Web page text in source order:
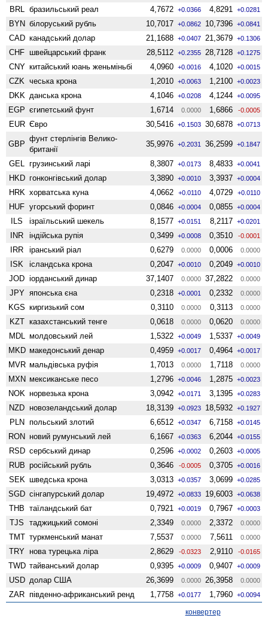
BRL бразильський реал 4,7672 +0.0366 4,8291 +0.0281
BYN білоруський рубль 10,7017 +0.0862 10,7396 +0.0841
CAD канадський долар 21,1688 +0.0407 21,3679 +0.1306
CHF швейцарський франк 28,5112 +0.2355 28,7128 +0.1275
CNY китайський юань женьмiньбi 4,0960 +0.0016 4,1020 +0.0015
CZK чеська крона 1,2010 +0.0063 1,2100 +0.0023
DKK данська крона 4,1046 +0.0208 4,1244 +0.0095
EGP єгипетський фунт 1,6714 0.0000 1,6866 -0.0005
EUR Євро 30,5416 +0.1503 30,6878 +0.0713
GBP
фунт стерлінгів Велико­
британії
35,9976 +0.2031 36,2599 +0.1847
GEL грузинський ларі 8,3807 +0.0173 8,4833 +0.0041
HKD гонконгівський долар 3,3890 +0.0010 3,3937 +0.0004
HRK хорватська куна 4,0662 +0.0110 4,0729 +0.0110
HUF угорський форинт 0,0846 +0.0004 0,0855 +0.0004
ILS ізраїльський шекель 8,1577 +0.0151 8,2117 +0.0201
INR індійська рупія 0,3499 +0.0008 0,3510 -0.0001
IRR іранський ріал 0,6279 0.0000 0,0006 0.0000
ISK ісландська крона 0,2047 +0.0010 0,2049 +0.0010
JOD іорданський динар 37,1407 0.0000 37,2822 0.0000
JPY японська єна 0,2318 +0.0001 0,2332 0.0000
KGS киргизький сом 0,3110 0.0000 0,3113 0.0000
KZT казахстанський тенге 0,0618 0.0000 0,0620 0.0000
MDL молдовський лей 1,5322 +0.0049 1,5337 +0.0049
MKD македонський денар 0,4959 +0.0017 0,4964 +0.0017
MVR мальдівська руфія 1,7013 0.0000 1,7118 0.0000
MXN мексиканське песо 1,2796 +0.0046 1,2875 +0.0023
NOK норвезька крона 3,0942 +0.0171 3,1395 +0.0283
NZD ново­зеландський долар 18,3139 +0.0923 18,5932 +0.1927
PLN польський злотий 6,6512 +0.0347 6,7158 +0.0145
RON новий румунський лей 6,1667 +0.0363 6,2044 +0.0155
RSD сербський динар 0,2596 +0.0002 0,2603 +0.0005
RUB російський рубль 0,3646 -0.0005 0,3705 +0.0016
SEK шведська крона 3,0313 +0.0357 3,0699 +0.0285
SGD сінгапурський долар 19,4972 +0.0833 19,6003 +0.0638
THB таїландський бат 0,7921 +0.0019 0,7967 +0.0003
TJS таджицький сомоні 2,3349 0.0000 2,3372 0.0000
TMT туркменський манат 7,5537 0.0000 7,5611 0.0000
TRY нова турецька ліра 2,8629 -0.0323 2,9110 -0.0165
TWD тайванський долар 0,9395 +0.0009 0,9407 +0.0009
USD долар США 26,3699 0.0000 26,3958 0.0000
ZAR південно-африканський ренд 1,7758 +0.0177 1,7960 +0.0094
конвертер